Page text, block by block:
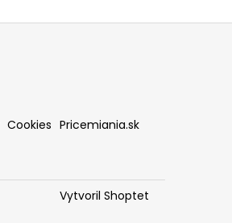
Cookies Pricemiania.sk
Vytvoril Shoptet